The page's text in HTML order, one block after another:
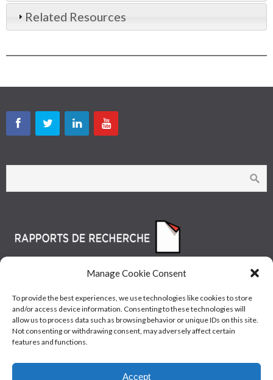
Manage Cookie Consent
To provide the best experiences, we use technologies like cookies to store
and/or access device information. Consenting to these technologies will
allow us to process data such as browsing behavior or unique IDs on this site.
Not consenting or withdrawing consent, may adversely affect certain
features and functions.
Accept
Related Resources
© Les Industries McAsphalt Ltée® 2015 • ISO